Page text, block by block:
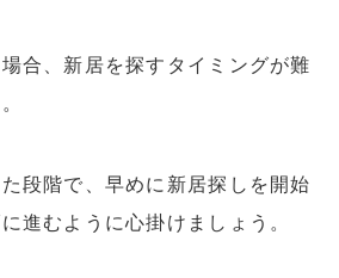
合、新居を探すタイミングが難
段階で、早めに新居探しを開始
進むように心掛けましょう。